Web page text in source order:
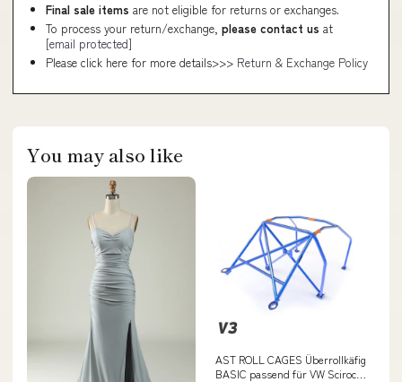
Final sale items are not eligible for returns or exchanges.
To process your return/exchange, please contact us at
[email protected]
Please click here for more details>>> Return & Exchange Policy
You may also like
AST ROLL CAGES Überrollkäfig
BASIC passend für VW Scirocco